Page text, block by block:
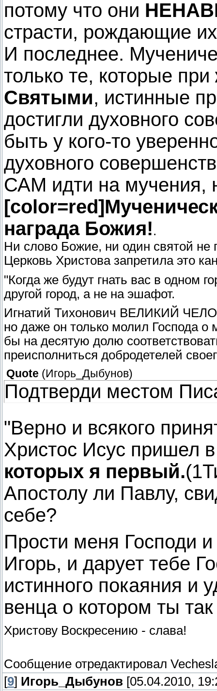
потому что они
страсти, рождающие
И последнее.
только те, которые при
Святыми, истинные
достигли духовного
быть у кого-то
духовного
САМ идти на мучения,
награда Божия!.
Ни слово Божие, ни один святой
Церковь Христова запретила это
"Когда же будут гнать вас в одном
другой город, а не на эшафот.
Игнатий Тихонович ВЕЛИКИЙ
но даже он только молил Господа о
бы на десятую долю
преисполниться добродетелей
Quote (Игорь_Дыбунов)
Подтверди местом
"Верно и всякого
Христос Исус пришел
которых я первый.
Апостолу ли Павлу,
себе?
Прости меня Господи
Игорь, и дарует тебе
истинного покаяния и
венца о котором ты
Христову Воскресению - слава!
Сообщение отредактировал
[9] Игорь_Дыбунов [05.04.2010,